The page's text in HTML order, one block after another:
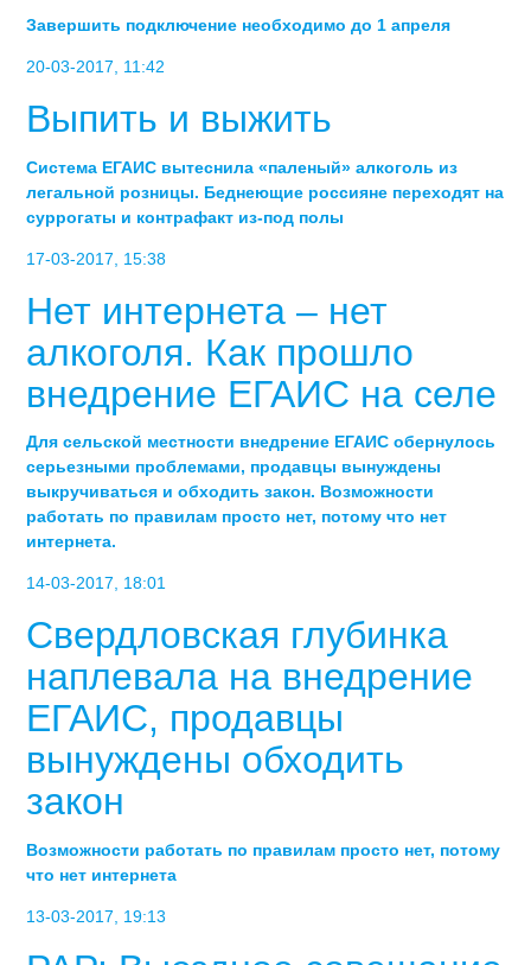
Завершить подключение необходимо до 1 апреля
20-03-2017, 11:42
Выпить и выжить
Система ЕГАИС вытеснила «паленый» алкоголь из
легальной розницы. Беднеющие россияне переходят на
суррогаты и контрафакт из-под полы
17-03-2017, 15:38
Нет интернета – нет
алкоголя. Как прошло
внедрение ЕГАИС на селе
Для сельской местности внедрение ЕГАИС обернулось
серьезными проблемами, продавцы вынуждены
выкручиваться и обходить закон. Возможности
работать по правилам просто нет, потому что нет
интернета.
14-03-2017, 18:01
Свердловская глубинка
наплевала на внедрение
ЕГАИС, продавцы
вынуждены обходить
закон
Возможности работать по правилам просто нет, потому
что нет интернета
13-03-2017, 19:13